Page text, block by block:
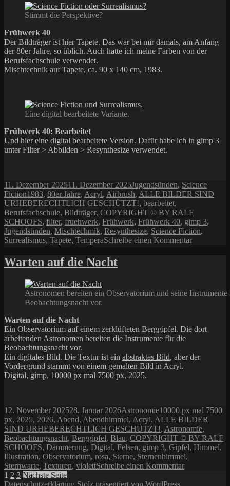
Null
Stimmt die Perspektive?
Frühwerk 40
Der Bildträger ist hier Tapete. Das war bei mir damals, am Anfang
der 80er Jahre, so üblich. Auch hatte ich meine Farben von der
Berufsfachschule verwendet.
Mischtechnik auf Tapete, ca. 90 x 140 cm, 1983.
Eine digital bearbeitete Variante.
Frühwerk 40: Bearbeitet
Und hier eine digital bearbeitete Version. Dafür habe ich in gimp 3
unter Filter > Abbilden > Resynthesize verwendet.
Veröffentlicht
am
11. Dezember 202511. Dezember 2025Kategorien
Jugendsünden, Science
FictionSchlagwörter
1983, 80er Jahre, Acryl, Airbrush, ALLE BILDER SIND
URHEBERECHTLICH GESCHÜTZT!, bearbeitet,
Berufsfachschule, Bildträger, COPYRIGHT © BY RALF
SCHOOFS, filter, fruehwerk, Frühwerk, Frühwerk 40, gimp 3,
Jugendsünden, Mischtechmik, Resynthesize, Science Fiction,
Surrealismus, Tapete, TemperaSchreibe einen Kommentarzu
Warten auf die Nacht
Astronomen bereiten ein Observatorium und seine
Beobachtungsnacht vor.
Warten auf die Nacht
Ein Observatorium auf einem zerklüfteten Berggipfel. Die dort
arbeitenden Astronomen bereiten die Instrumente für die
Beobachtungsnacht vor.
Ein digitales Bild. Die Textur ist ein abstraktes Bild, aber der
Vordergrund stammt von einem gemalten Bild in Acryl.
Digital, gimp, 10000 px mal 7500 px, 2025.
Veröffentlicht
am
12. November 202528. Januar 2026Kategorien
AstronomieSchlagwörter
10000 px mal 7500
px, 2025, 2026, Abend, Abendhimmel, Acryl, ALLE BILDER
SIND URHEBERECHTLICH GESCHÜTZT!, Astronomie,
Beobachtungsnacht, Berggipfel, Blau, COPYRIGHT © BY RALF
SCHOOFS, Dämmerung, Digital, Felsen, gimp 3, Gipfel, Himmel,
Illustration, Observatorium, rosa, Sterne, Sternenhimmel,
Sternwarte, Texturen, violettSchreibe einen Kommentarzu
Seitennummerierung
Seite
1 Seite
2 Seite
3 Nächste Seite